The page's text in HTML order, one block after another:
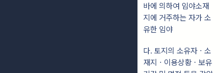
바에 의하여 임야소재
지에 거주하는 자가 소
유한 임야
다. 토지의 소유자ㆍ소
재지ㆍ이용상황ㆍ보유